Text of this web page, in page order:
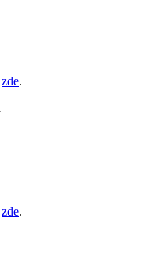
zde.
zde.